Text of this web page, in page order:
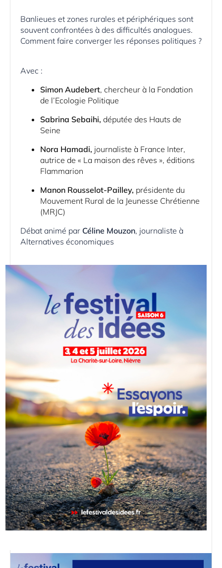
Banlieues et zones rurales et périphériques sont
souvent confrontées à des difficultés analogues.
Comment faire converger les réponses politiques ?
Avec :
Simon Audebert, chercheur à la Fondation
de l’Ecologie Politique
Sabrina Sebaihi, députée des Hauts de
Seine
Nora Hamadi, journaliste à France Inter,
autrice de « La maison des rêves », éditions
Flammarion
Manon Rousselot-Pailley, présidente du
Mouvement Rural de la Jeunesse Chrétienne
(MRJC)
Débat animé par Céline Mouzon, journaliste à
Alternatives économiques